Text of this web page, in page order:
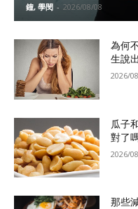
鐘, 學閔 - 2026/08/08
為何
生說
2026/
瓜子
對了
2026/
那些